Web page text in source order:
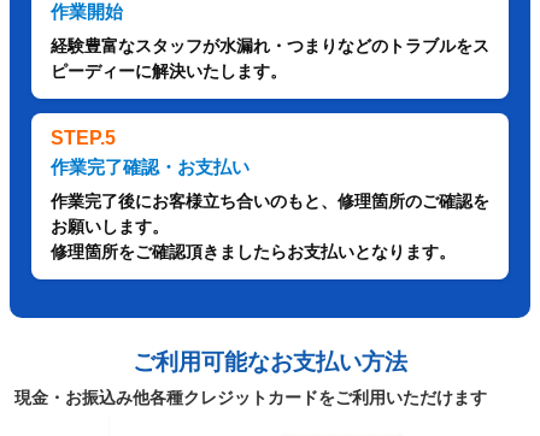
作業開始
経験豊富なスタッフが水漏れ・つまりなどのトラブルをス
ピーディーに解決いたします。
STEP.5
作業完了確認・お支払い
作業完了後にお客様立ち合いのもと、修理箇所のご確認を
お願いします。
修理箇所をご確認頂きましたらお支払いとなります。
ご利用可能なお支払い方法
現金・お振込み他各種クレジットカードをご利用いただけます